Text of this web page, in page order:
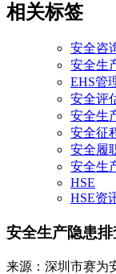
相关标签
安全咨
安全生
EHS管
安全评
安全生
安全征
安全履
安全生
HSE
HSE资
安全生产隐患
来源：深圳市赛为